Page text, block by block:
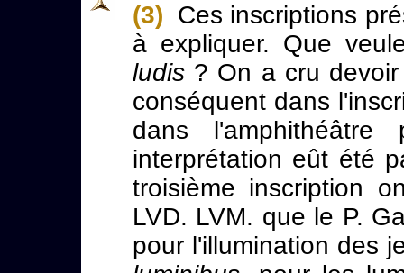
(3) Ces inscriptions
à expliquer. Que
ludis ? On a cru
conséquent dans
dans l'amphithéâtre
interprétation eût été
troisième inscription
LVD. LVM. que le P.
pour l'illumination des